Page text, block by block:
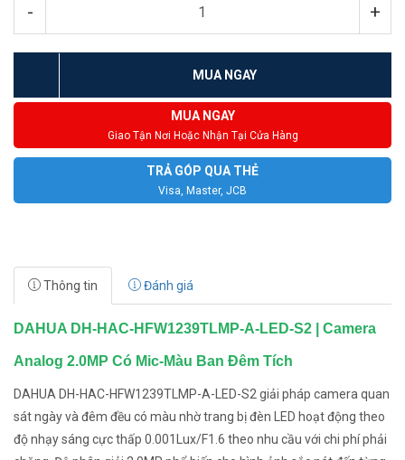
- +
MUA NGAY
MUA NGAY
Giao Tận Nơi Hoặc Nhận Tại Cửa Hàng
TRẢ GÓP QUA THẺ
Visa, Master, JCB
Thông tin Đánh giá
DAHUA DH-HAC-HFW1239TLMP-A-LED-S2 | Camera
Analog 2.0MP Có Mic-Màu Ban Đêm Tích
DAHUA DH-HAC-HFW1239TLMP-A-LED-S2 giải pháp camera quan
sát ngày và đêm đều có màu nhờ trang bị đèn LED hoạt động theo
độ nhạy sáng cực thấp 0.001Lux/F1.6 theo nhu cầu với chi phí phải